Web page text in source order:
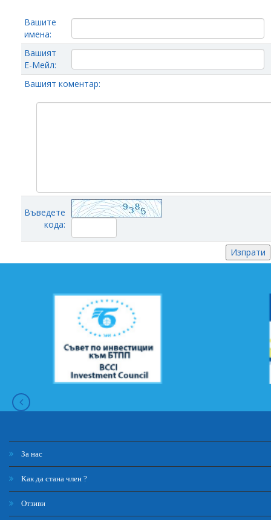
Вашите
имена:
Вашият
Е-Мейл:
Вашият коментар:
Въведете
кода:
За нас
Как да стана член ?
Отзиви